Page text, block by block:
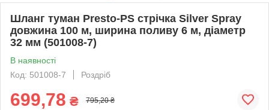
Шланг туман Presto-PS стрічка Silver Spray
довжина 100 м, ширина поливу 6 м, діаметр
32 мм (501008-7)
В наявності
Код: 501008-7
Роздріб
699,78 ₴ 795,20 ₴